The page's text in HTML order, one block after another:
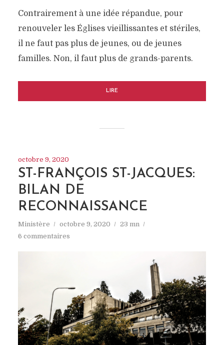
Contrairement à une idée répandue, pour
renouveler les Églises vieillissantes et stériles,
il ne faut pas plus de jeunes, ou de jeunes
familles. Non, il faut plus de grands-parents.
LIRE
octobre 9, 2020
ST-FRANÇOIS ST-JACQUES:
BILAN DE
RECONNAISSANCE
Ministère octobre 9, 2020
23 mn
6 commentaires